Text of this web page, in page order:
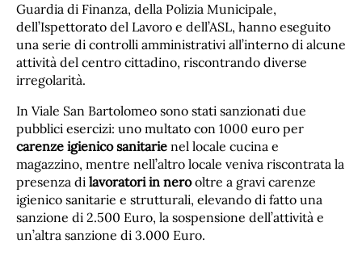
Guardia di Finanza, della Polizia Municipale,
dell’Ispettorato del Lavoro e dell’ASL, hanno eseguito
una serie di controlli amministrativi all’interno di alcune
attività del centro cittadino, riscontrando diverse
irregolarità.
In Viale San Bartolomeo sono stati sanzionati due
pubblici esercizi: uno multato con 1000 euro per
carenze igienico sanitarie nel locale cucina e
magazzino, mentre nell’altro locale veniva riscontrata la
presenza di lavoratori in nerooltre a gravi carenze
igienico sanitarie e strutturali, elevando di fatto una
sanzione di 2.500 Euro, la sospensione dell’attività e
un’altra sanzione di 3.000 Euro.